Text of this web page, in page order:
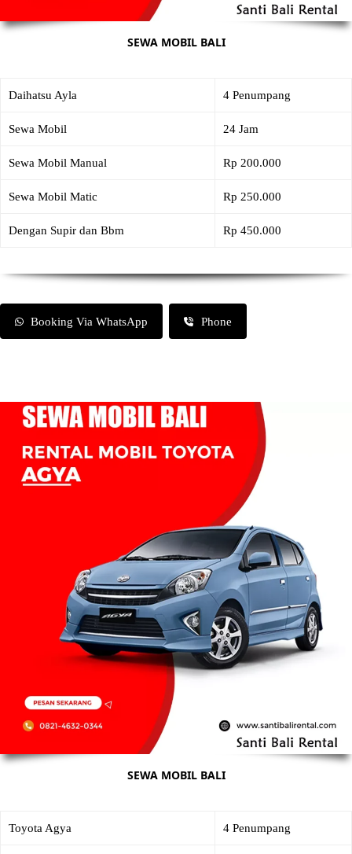
SEWA MOBIL BALI
Daihatsu Ayla 4 Penumpang
Sewa Mobil 24 Jam
Sewa Mobil Manual Rp 200.000
Sewa Mobil Matic Rp 250.000
Dengan Supir dan Bbm Rp 450.000
Booking Via WhatsApp Phone
SEWA MOBIL BALI
Toyota Agya 4 Penumpang